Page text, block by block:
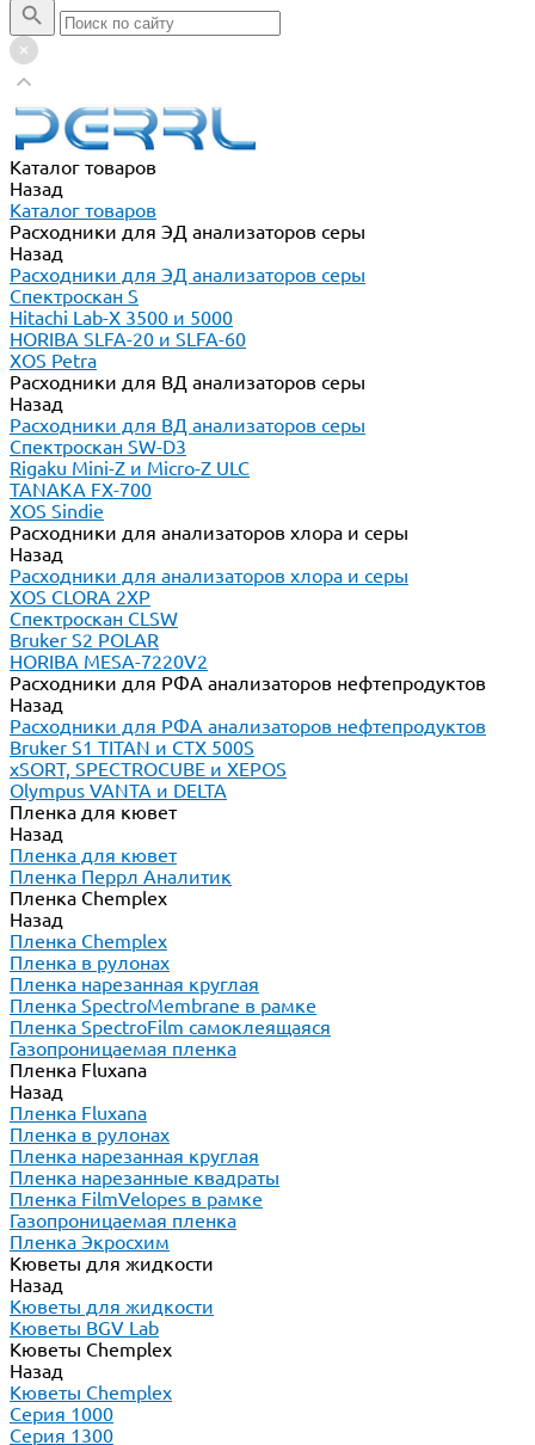
Каталог товаров
Назад
Каталог товаров
Расходники для ЭД анализаторов серы
Назад
Расходники для ЭД анализаторов серы
Спектроскан S
Hitachi Lab-X 3500 и 5000
HORIBA SLFA-20 и SLFA-60
XOS Petra
Расходники для ВД анализаторов серы
Назад
Расходники для ВД анализаторов серы
Спектроскан SW-D3
Rigaku Mini-Z и Micro-Z ULC
TANAKA FX-700
XOS Sindie
Расходники для анализаторов хлора и серы
Назад
Расходники для анализаторов хлора и серы
XOS CLORA 2XP
Спектроскан CLSW
Bruker S2 POLAR
HORIBA MESA-7220V2
Расходники для РФА анализаторов нефтепродуктов
Назад
Расходники для РФА анализаторов нефтепродуктов
Bruker S1 TITAN и CTX 500S
xSORT, SPECTROCUBE и XEPOS
Olympus VANTA и DELTA
Пленка для кювет
Назад
Пленка для кювет
Пленка Перрл Аналитик
Пленка Chemplex
Назад
Пленка Chemplex
Пленка в рулонах
Пленка нарезанная круглая
Пленка SpectroMembrane в рамке
Пленка SpectroFilm самоклеящаяся
Газопроницаемая пленка
Пленка Fluxana
Назад
Пленка Fluxana
Пленка в рулонах
Пленка нарезанная круглая
Пленка нарезанные квадраты
Пленка FilmVelopes в рамке
Газопроницаемая пленка
Пленка Экросхим
Кюветы для жидкости
Назад
Кюветы для жидкости
Кюветы BGV Lab
Кюветы Chemplex
Назад
Кюветы Chemplex
Серия 1000
Серия 1300